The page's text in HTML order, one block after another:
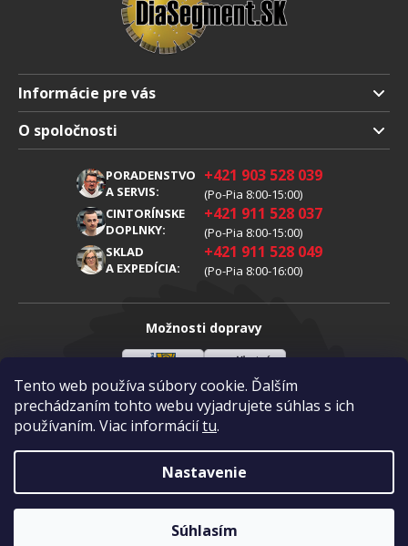
Tento web používa súbory cookie. Ďalším
prechádzaním tohto webu vyjadrujete súhlas s ich
používaním. Viac informáciítu.
Nastavenie
Súhlasím
Informácie pre vás
Doprava a platba
Obchodné podmienky
Reklamácia
Spracovanie osobných údajov
O spoločnosti
PORADENSTVO
A SERVIS:
+421 903 528 039
(Po-Pia 8:00-15:00)
CINTORÍNSKE
DOPLNKY:
+421 911 528 037
(Po-Pia 8:00-15:00)
SKLAD
A EXPEDÍCIA:
+421 911 528 049
(Po-Pia 8:00-16:00)
Možnosti dopravy
Sloveenská
pošta
Vlastná
doprava
Možnosti platby
Visa Mastercard Dobierka
Vytvoril Shoptet | mime digital
Copyright 2026Diamantovykotuc.sk
Všetky práva vyhradené.